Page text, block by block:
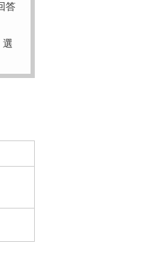
答
選